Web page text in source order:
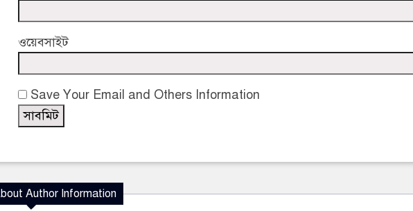
ওয়েবসাইট
Save Your Email and Others Information
Author Information